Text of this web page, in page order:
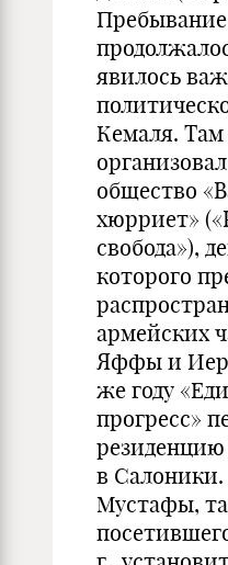
явилось
Кемаля. Там
общество
хюрриет»
свобода»),
которого
армейских
Яффы и
же году
прогресс»
в
Мустафы,